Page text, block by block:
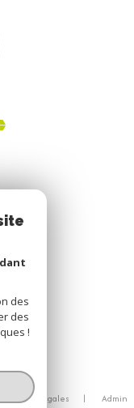
Mentions légales
Admin
des
des
!